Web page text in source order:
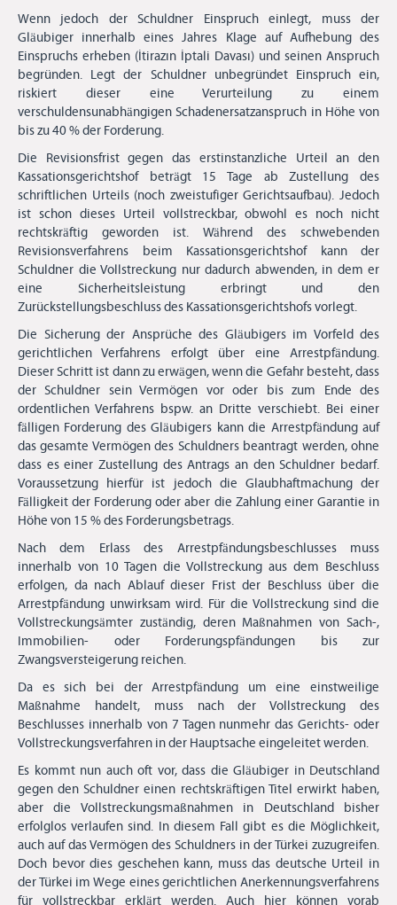
Wenn jedoch der Schuldner Einspruch einlegt, muss der
Gläubiger innerhalb eines Jahres Klage auf Aufhebung des
Einspruchs erheben (İtirazın İptali Davası) und seinen Anspruch
begründen. Legt der Schuldner unbegründet Einspruch ein,
riskiert dieser eine Verurteilung zu einem
verschuldensunabhängigen Schadenersatzanspruch in Höhe von
bis zu 40 % der Forderung.
Die Revisionsfrist gegen das erstinstanzliche Urteil an den
Kassationsgerichtshof beträgt 15 Tage ab Zustellung des
schriftlichen Urteils (noch zweistufiger Gerichtsaufbau). Jedoch
ist schon dieses Urteil vollstreckbar, obwohl es noch nicht
rechtskräftig geworden ist. Während des schwebenden
Revisionsverfahrens beim Kassationsgerichtshof kann der
Schuldner die Vollstreckung nur dadurch abwenden, in dem er
eine Sicherheitsleistung erbringt und den
Zurückstellungsbeschluss des Kassationsgerichtshofs vorlegt.
Die Sicherung der Ansprüche des Gläubigers im Vorfeld des
gerichtlichen Verfahrens erfolgt über eine Arrestpfändung.
Dieser Schritt ist dann zu erwägen, wenn die Gefahr besteht, dass
der Schuldner sein Vermögen vor oder bis zum Ende des
ordentlichen Verfahrens bspw. an Dritte verschiebt. Bei einer
fälligen Forderung des Gläubigers kann die Arrestpfändung auf
das gesamte Vermögen des Schuldners beantragt werden, ohne
dass es einer Zustellung des Antrags an den Schuldner bedarf.
Voraussetzung hierfür ist jedoch die Glaubhaftmachung der
Fälligkeit der Forderung oder aber die Zahlung einer Garantie in
Höhe von 15 % des Forderungsbetrags.
Nach dem Erlass des Arrestpfändungsbeschlusses muss
innerhalb von 10 Tagen die Vollstreckung aus dem Beschluss
erfolgen, da nach Ablauf dieser Frist der Beschluss über die
Arrestpfändung unwirksam wird. Für die Vollstreckung sind die
Vollstreckungsämter zuständig, deren Maßnahmen von Sach-,
Immobilien- oder Forderungspfändungen bis zur
Zwangsversteigerung reichen.
Da es sich bei der Arrestpfändung um eine einstweilige
Maßnahme handelt, muss nach der Vollstreckung des
Beschlusses innerhalb von 7 Tagen nunmehr das Gerichts- oder
Vollstreckungsverfahren in der Hauptsache eingeleitet werden.
Es kommt nun auch oft vor, dass die Gläubiger in Deutschland
gegen den Schuldner einen rechtskräftigen Titel erwirkt haben,
aber die Vollstreckungsmaßnahmen in Deutschland bisher
erfolglos verlaufen sind. In diesem Fall gibt es die Möglichkeit,
auch auf das Vermögen des Schuldners in der Türkei zuzugreifen.
Doch bevor dies geschehen kann, muss das deutsche Urteil in
der Türkei im Wege eines gerichtlichen Anerkennungsverfahrens
für vollstreckbar erklärt werden. Auch hier können vorab